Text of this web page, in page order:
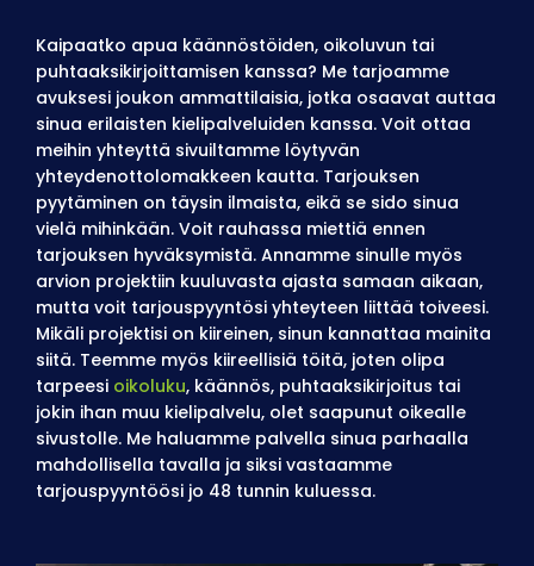
Kaipaatko apua käännöstöiden, oikoluvun tai
puhtaaksikirjoittamisen kanssa? Me tarjoamme
avuksesi joukon ammattilaisia, jotka osaavat auttaa
sinua erilaisten kielipalveluiden kanssa. Voit ottaa
meihin yhteyttä sivuiltamme löytyvän
yhteydenottolomakkeen kautta. Tarjouksen
pyytäminen on täysin ilmaista, eikä se sido sinua
vielä mihinkään. Voit rauhassa miettiä ennen
tarjouksen hyväksymistä. Annamme sinulle myös
arvion projektiin kuuluvasta ajasta samaan aikaan,
mutta voit tarjouspyyntösi yhteyteen liittää toiveesi.
Mikäli projektisi on kiireinen, sinun kannattaa mainita
siitä. Teemme myös kiireellisiä töitä, joten olipa
tarpeesi oikoluku, käännös, puhtaaksikirjoitus tai
jokin ihan muu kielipalvelu, olet saapunut oikealle
sivustolle. Me haluamme palvella sinua parhaalla
mahdollisella tavalla ja siksi vastaamme
tarjouspyyntöösi jo 48 tunnin kuluessa.